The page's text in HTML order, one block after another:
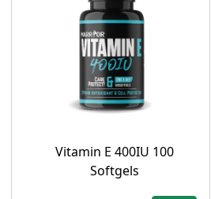
Vitamin E 400IU 100
Softgels